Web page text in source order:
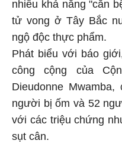
nhiều khả năng "căn
tử vong ở Tây Bắc
ngộ độc thực phẩm.
Phát biểu với báo
công cộng của
Dieudonne
người bị ốm và 52
với các triệu chứng
sụt cân.